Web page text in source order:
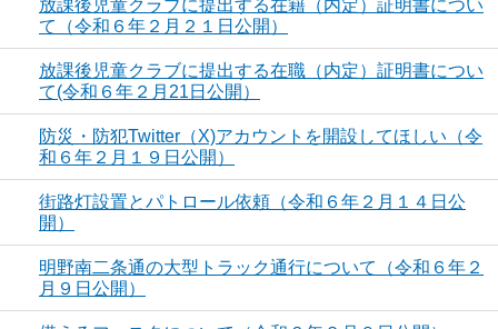
放課後児童クラブに提出する在籍（内定）証明書につい
て（令和６年２月２１日公開）
放課後児童クラブに提出する在職（内定）証明書につい
て(令和６年２月21日公開）
防災・防犯Twitter（X)アカウントを開設してほしい（令
和６年２月１９日公開）
街路灯設置とパトロール依頼（令和６年２月１４日公
開）
明野南二条通の大型トラック通行について（令和６年２
月９日公開）